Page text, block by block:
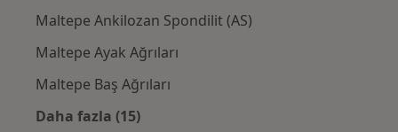
Maltepe Ankilozan Spondilit (AS)
Maltepe Ayak Ağrıları
Maltepe Baş Ağrıları
Daha fazla (15)